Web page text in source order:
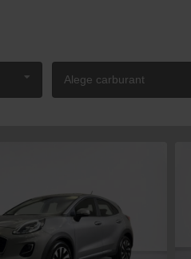
Alege carburant